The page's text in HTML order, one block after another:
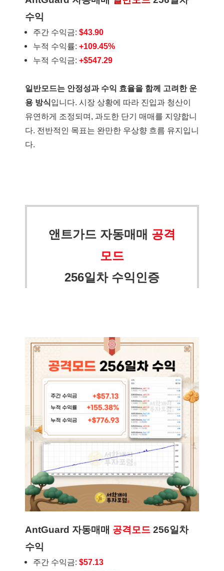
수익
주간 수익금: $43.90
누적 수익률: +109.45%
누적 수익금: +$547.29
일반모드는 안정성과 수익 효율을 함께 고려한 운
용 방식입니다. 시장 상황에 따라 진입과 청산이
유연하게 조정되며, 과도한 단기 매매를 지양합니
다. 전반적인 목표는 완만한 우상향 흐름 유지입니
다.
앤트가드 자동매매 공격
모드
256일차 수익인증
AntGuard 자동매매 공격모드 256일차
수익
주간 수익금: $57.13